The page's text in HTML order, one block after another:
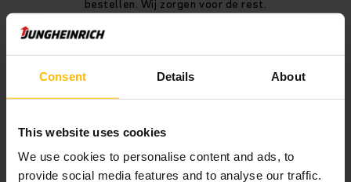
Consent Details About
This website uses cookies
We use cookies to personalise content and ads, to
provide social media features and to analyse our traffic.
bestellen. Wij zorgen voor de rest.
NAAR PARTS ONLINE